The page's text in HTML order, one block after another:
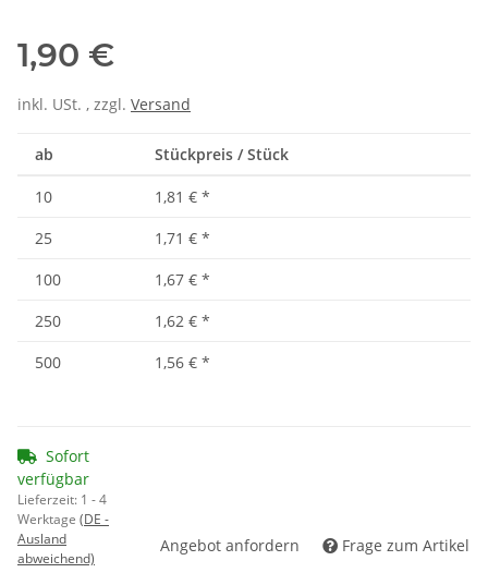
1,90 €
inkl. USt. , zzgl. Versand
ab Stückpreis / Stück
10 1,81 € *
25
1,71 € *
100
1,67 € *
250
1,62 € *
500
1,56 € *
Sofort
verfügbar
Lieferzeit: 1 - 4
Werktage (DE -
Ausland
abweichend)
Angebot anfordern Frage zum Artikel